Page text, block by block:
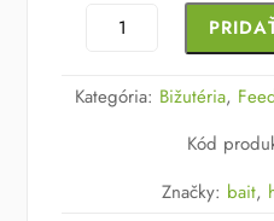
množstvo
osteň
Bait
Kategória: Bižutéria,
Kód
Značky: bait,